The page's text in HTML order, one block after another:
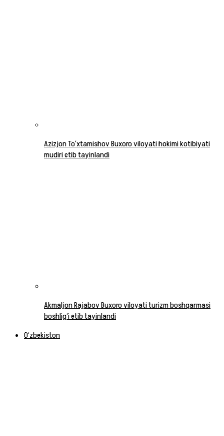
Azizjon To‘xtamishov Buxoro viloyati hokimi kotibiyati
mudiri etib tayinlandi
Akmaljon Rajabov Buxoro viloyati turizm boshqarmasi
boshlig‘i etib tayinlandi
O‘zbekiston